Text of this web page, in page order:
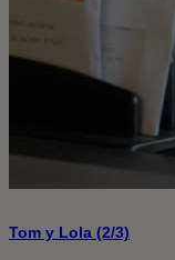
Tom y Lola (2/3)